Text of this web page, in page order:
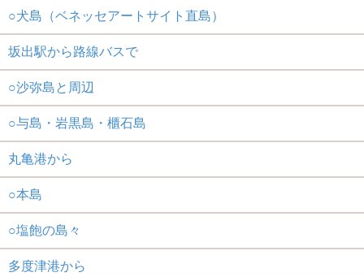
○犬島（ベネッセアートサイト直島）
坂出駅から路線バスで
○沙弥島と周辺
○与島・岩黒島・櫃石島
丸亀港から
○本島
○塩飽の島々
多度津港から